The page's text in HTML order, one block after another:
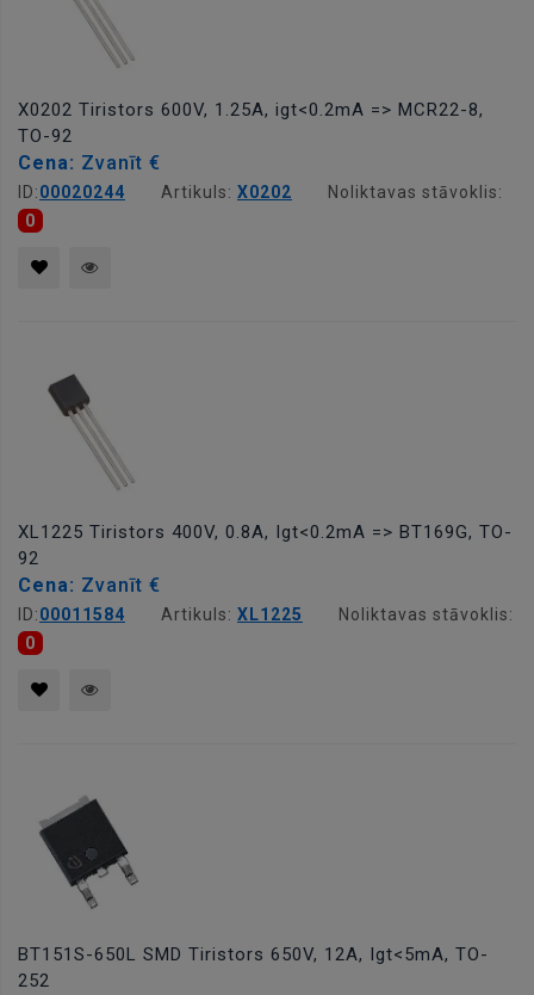
X0202 Tiristors 600V, 1.25A, igt<0.2mA => MCR22-8,
TO-92
Cena: Zvanīt €
ID:00020244 Artikuls: X0202
Noliktavas stāvoklis:
0
XL1225 Tiristors 400V, 0.8A, Igt<0.2mA => BT169G, TO-
92
Cena: Zvanīt €
ID:00011584 Artikuls: XL1225
Noliktavas stāvoklis:
0
BT151S-650L SMD Tiristors 650V, 12A, Igt<5mA, TO-
252